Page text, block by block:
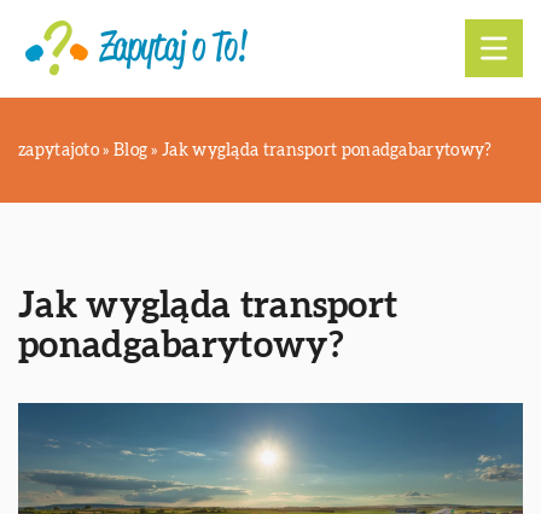
zapytajoto » Blog »Jak wygląda transport ponadgabarytowy?
Jak wygląda transport
ponadgabarytowy?